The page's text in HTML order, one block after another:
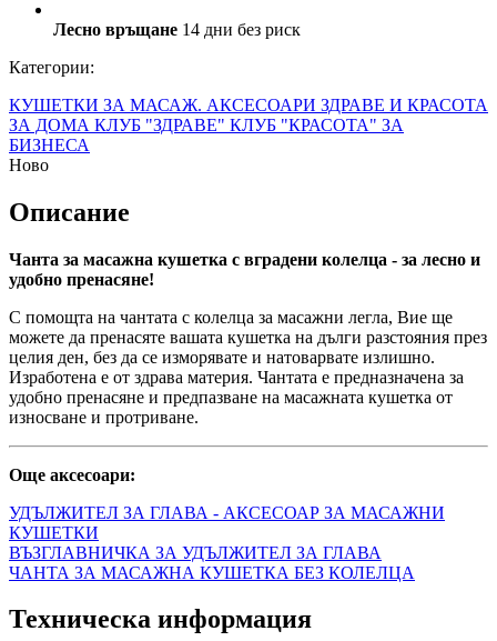
Лесно връщане 14 дни без риск
Категории:
КУШЕТКИ ЗА МАСАЖ. АКСЕСОАРИ ЗДРАВЕ И КРАСОТА
ЗА ДОМА КЛУБ "ЗДРАВЕ" КЛУБ "КРАСОТА" ЗА
БИЗНЕСА
Ново
Описание
Чанта за масажна кушетка с вградени колелца - за лесно и
удобно пренасяне!
С помощта на чантата с колелца за масажни легла, Вие ще
можете да пренасяте вашата кушетка на дълги разстояния през
целия ден, без да се изморявате и натоварвате излишно.
Изработена е от здрава материя. Чантата е предназначена за
удобно пренасяне и предпазване на масажната кушетка от
износване и протриване.
Още аксесоари:
УДЪЛЖИТЕЛ ЗА ГЛАВА - АКСЕСОАР ЗА МАСАЖНИ
КУШЕТКИ
ВЪЗГЛАВНИЧКА ЗА УДЪЛЖИТЕЛ ЗА ГЛАВА
ЧАНТА ЗА МАСАЖНА КУШЕТКА БЕЗ КОЛЕЛЦА
Техническа информация